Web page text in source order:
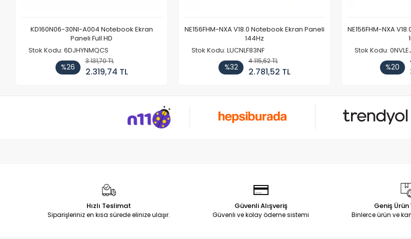
KD160N06-30NI-A004 Notebook Ekran
Paneli Full HD
Stok Kodu: 6DJHYNMQCS
%26
3.131,70 TL
2.319,74 TL
NE156FHM-NXA V18.0 Notebook Ekran Paneli
144Hz
Stok Kodu: LUCNLF83NF
%32
4.115,62 TL
2.781,52 TL
NE156FHM-NXA
Stok Kodu:
%20
Hızlı Teslimat
Siparişleriniz en kısa sürede elinize ulaşır.
Güvenli Alışveriş
Güvenli ve kolay ödeme sistemi
Geniş
Binlerce ürün ve